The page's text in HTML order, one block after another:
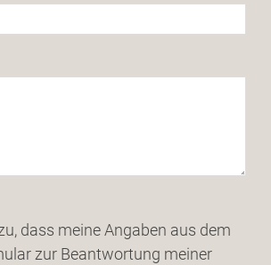
dass meine Angaben aus dem
zur Beantwortung meiner